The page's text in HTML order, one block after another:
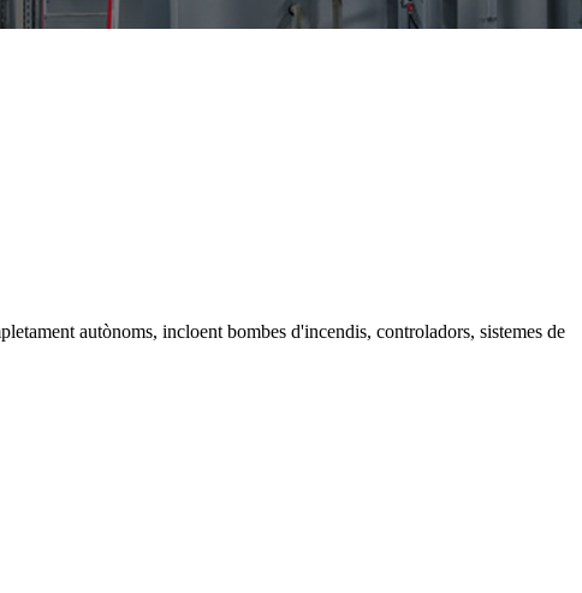
autònoms, incloent bombes d'incendis, controladors, sistemes de